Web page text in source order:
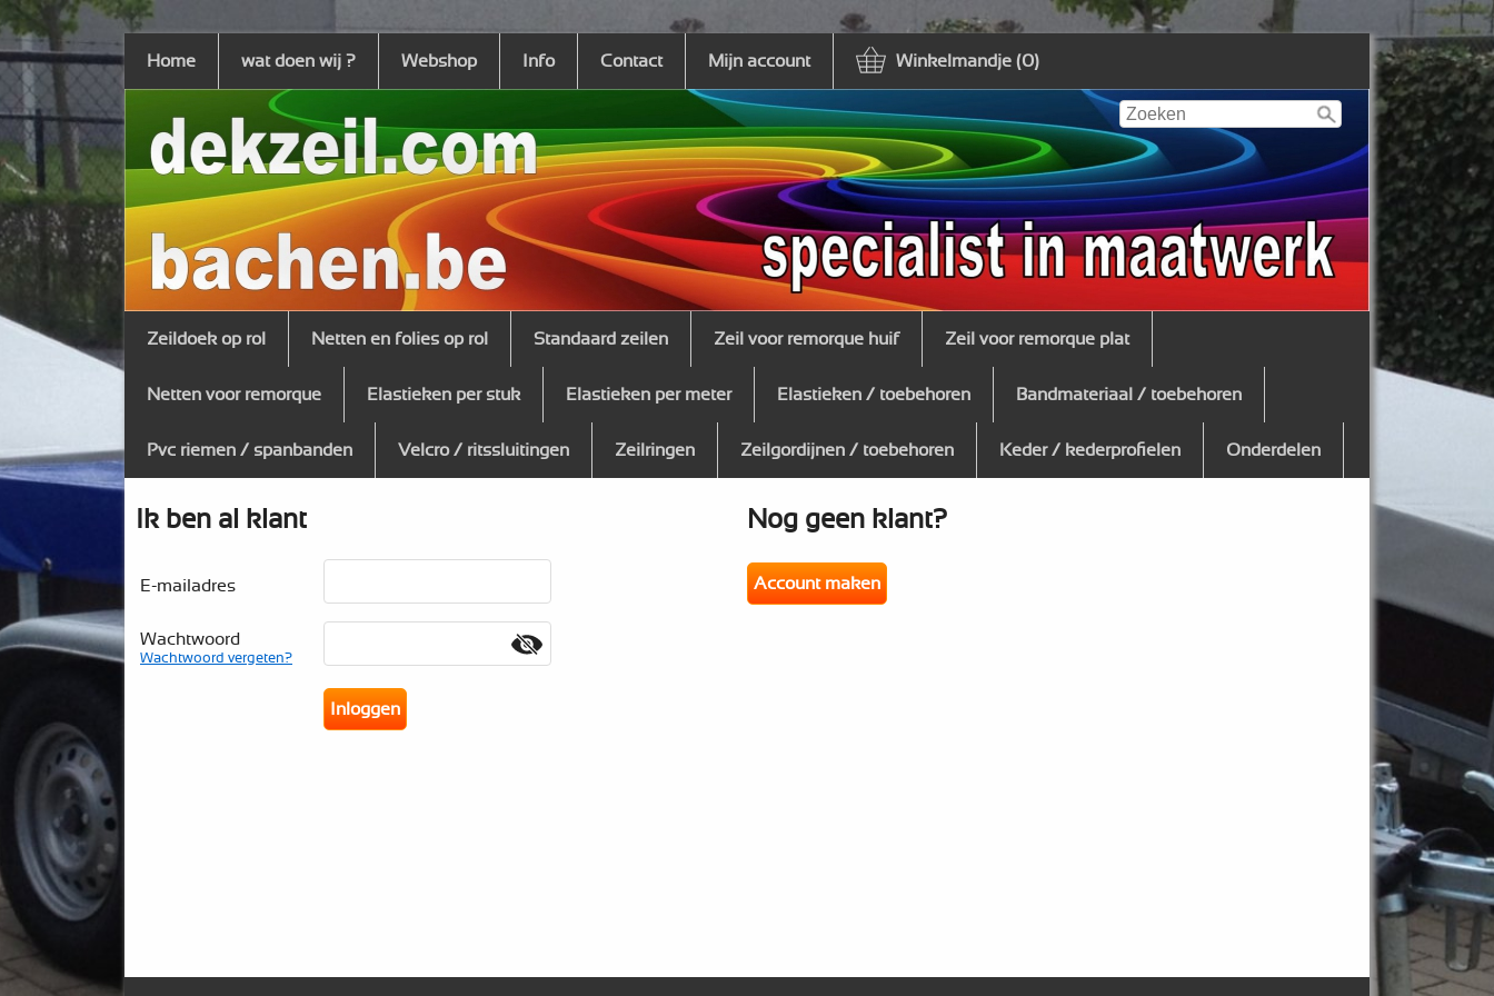
Home wat doen wij ? Webshop Info Contact Mijn account Winkelmandje (0)
Zeildoek op rol Netten en folies op rol Standaard zeilen Zeil voor remorque huif Zeil voor remorque plat
Netten voor remorque Elastieken per stuk Elastieken per meter Elastieken / toebehoren Bandmateriaal / toebehoren
Pvc riemen / spanbanden Velcro / ritssluitingen Zeilringen Zeilgordijnen / toebehoren Keder / kederprofielen Onderdelen
Ik ben al klant
E-mailadres
Wachtwoord
Wachtwoord vergeten?
Nog geen klant?
Account maken